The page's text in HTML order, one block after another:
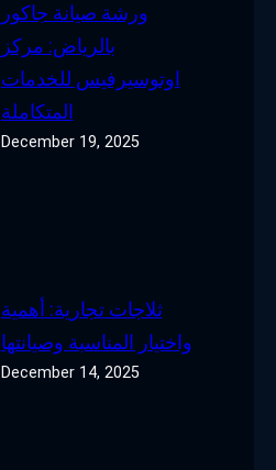
ورشة صيانة جاكور
بالرياض: مركز
اوتوسيرفيس للخدمات
المتكاملة
December 19, 2025
ثلاجات تجارية: أهمية
واختيار المناسبة وصيانتها
December 14, 2025